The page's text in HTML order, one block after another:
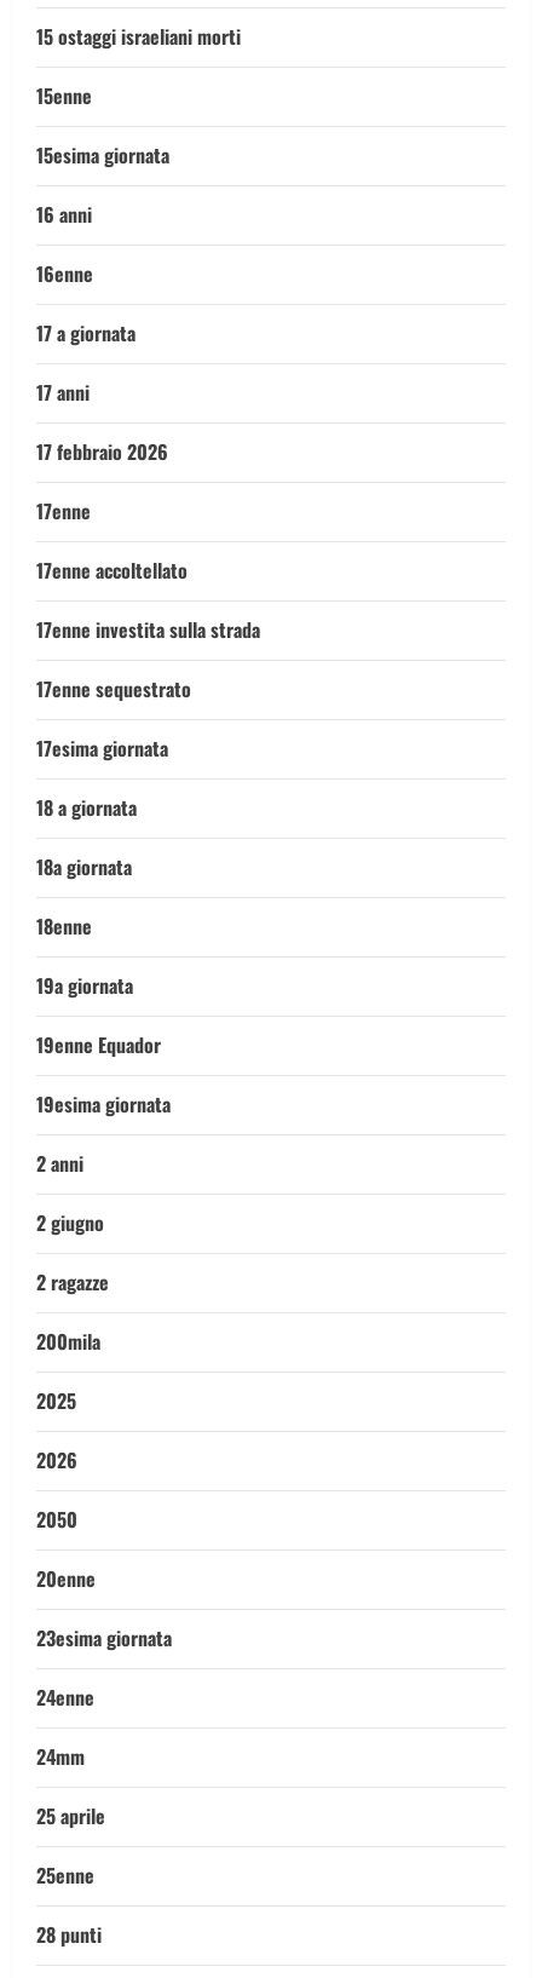
15 ostaggi israeliani morti
15enne
15esima giornata
16 anni
16enne
17 a giornata
17 anni
17 febbraio 2026
17enne
17enne accoltellato
17enne investita sulla strada
17enne sequestrato
17esima giornata
18 a giornata
18a giornata
18enne
19a giornata
19enne Equador
19esima giornata
2 anni
2 giugno
2 ragazze
200mila
2025
2026
2050
20enne
23esima giornata
24enne
24mm
25 aprile
25enne
28 punti